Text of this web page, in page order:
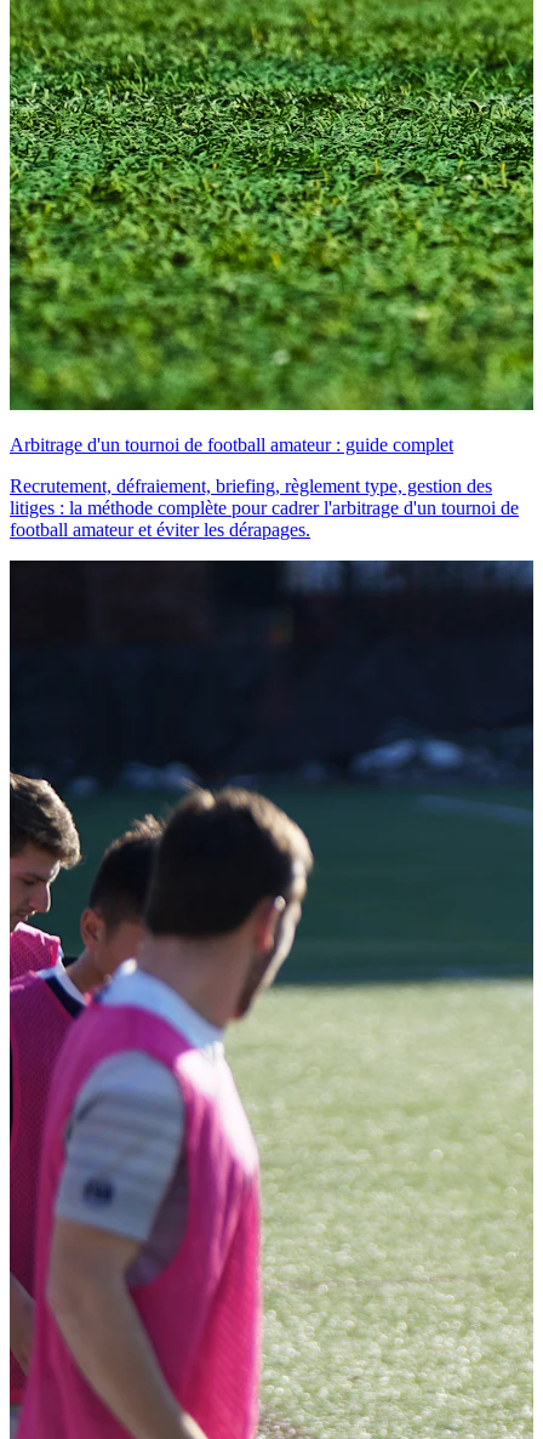
Arbitrage d'un tournoi de football amateur : guide complet
Recrutement, défraiement, briefing, règlement type, gestion des
litiges : la méthode complète pour cadrer l'arbitrage d'un tournoi de
football amateur et éviter les dérapages.